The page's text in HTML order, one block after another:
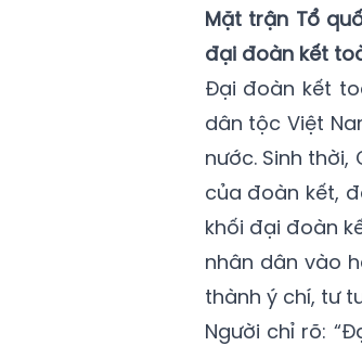
Mặt trận Tổ
đại đoàn kết
Đại đoàn kết
dân tộc Việt
nước. Sinh
của đoàn kết,
khối đại đoàn
nhân dân vào
thành ý chí, tư
Người chỉ rõ: